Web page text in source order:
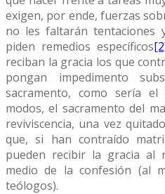
exigen, por ende, fuerzas
no les faltarán tentaciones
piden remedios específicos
reciban la gracia los que
pongan impedimento
sacramento, como sería
modos, el sacramento del
reviviscencia, una vez
que, si han contraído
pueden recibir la gracia al
medio de la confesión (al
teólogos).